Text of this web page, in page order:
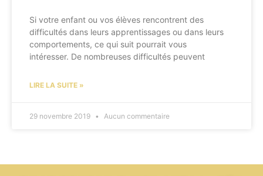
Si votre enfant ou vos élèves rencontrent des
difficultés dans leurs apprentissages ou dans leurs
comportements, ce qui suit pourrait vous
intéresser. De nombreuses difficultés peuvent
LIRE LA SUITE »
29 novembre 2019 Aucun commentaire